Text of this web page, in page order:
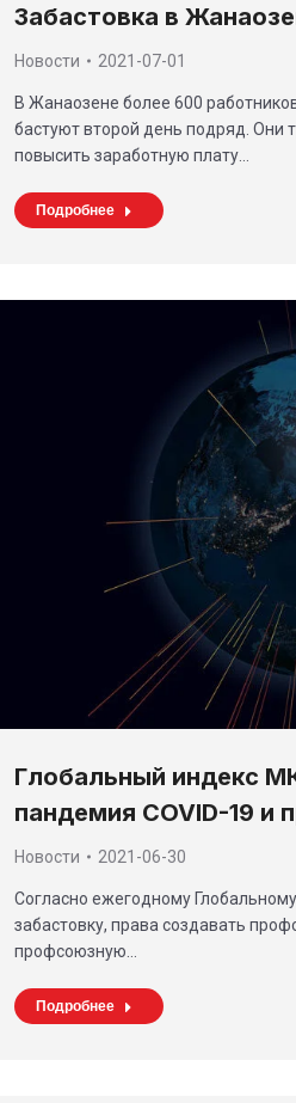
Забастовка в
Новости 2021-07-01
В Жанаозене более 600
бастуют второй день подряд. Они
повысить заработную плату…
Подробнее
Глобальный индекс
пандемия COVID-19 и
Новости 2021-06-30
Согласно ежегодному
забастовку, права создавать
профсоюзную…
Подробнее